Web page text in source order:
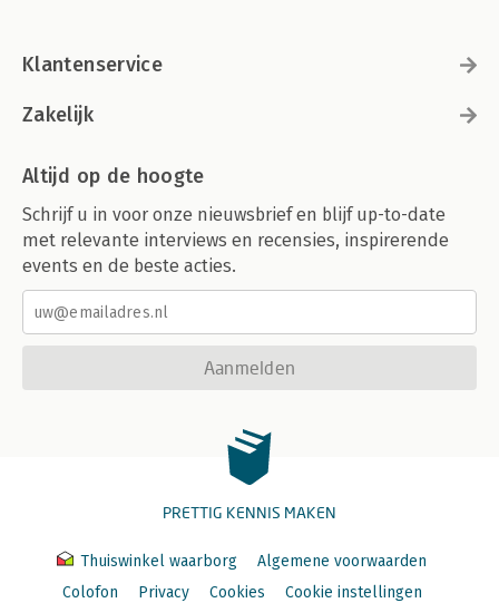
Klantenservice
Zakelijk
Altijd op de hoogte
Schrijf u in voor onze nieuwsbrief en blijf up-to-date
met relevante interviews en recensies, inspirerende
events en de beste acties.
Aanmelden
PRETTIG KENNIS MAKEN
Thuiswinkel waarborg
Algemene voorwaarden
Colofon
Privacy Cookies Cookie instellingen